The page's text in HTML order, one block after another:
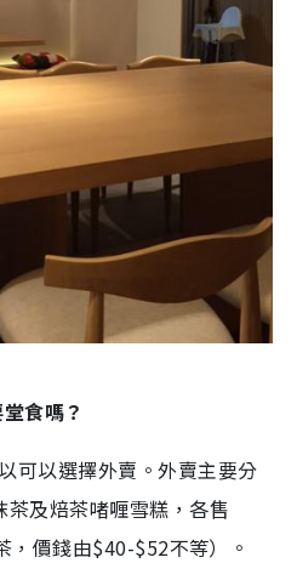
食嗎？
可以選擇外賣。外賣主要分
及焙茶啫喱雪糕，各售
，價錢由$40-$52不等）。